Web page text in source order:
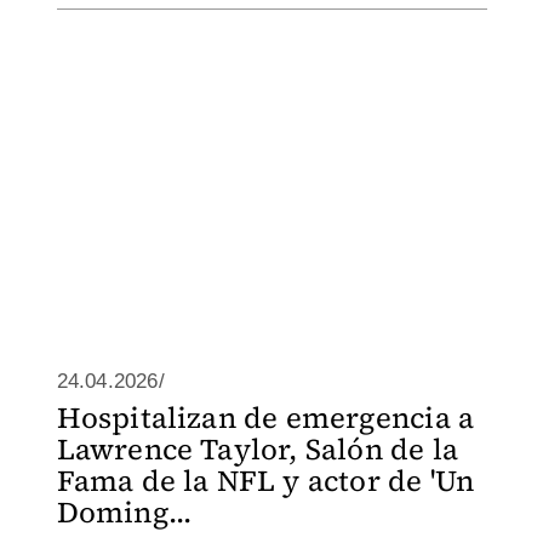
24.04.2026/
Hospitalizan de emergencia a
Lawrence Taylor, Salón de la
Fama de la NFL y actor de 'Un
Doming...